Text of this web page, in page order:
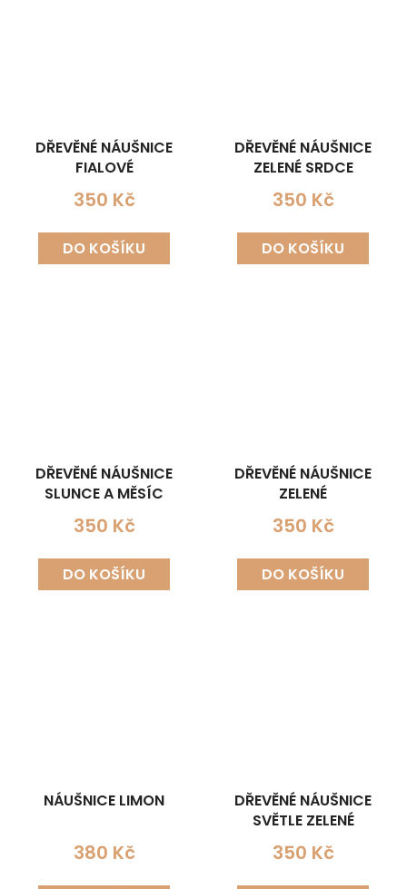
DŘEVĚNÉ NÁUŠNICE
FIALOVÉ
350 Kč
DO KOŠÍKU
DŘEVĚNÉ NÁUŠNICE
ZELENÉ SRDCE
350 Kč
DO KOŠÍKU
DŘEVĚNÉ NÁUŠNICE
SLUNCE A MĚSÍC
350 Kč
DO KOŠÍKU
DŘEVĚNÉ NÁUŠNICE
ZELENÉ
350 Kč
DO KOŠÍKU
NÁUŠNICE LIMON
380 Kč
DŘEVĚNÉ NÁUŠNICE
SVĚTLE ZELENÉ
350 Kč